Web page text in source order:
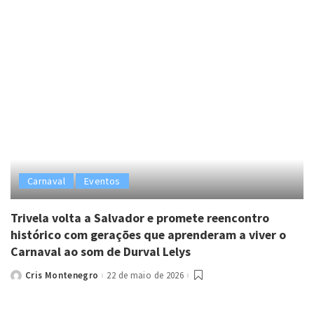
Carnaval Eventos
Trivela volta a Salvador e promete reencontro
histórico com gerações que aprenderam a viver o
Carnaval ao som de Durval Lelys
PostedCris Montenegro 22 de maio de 2026